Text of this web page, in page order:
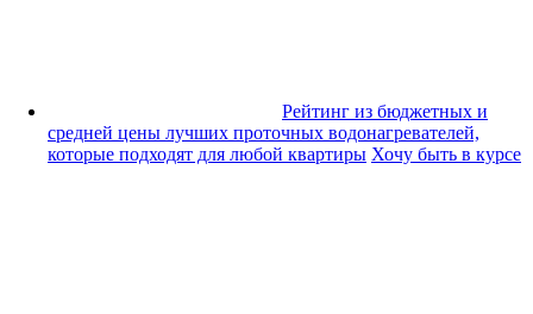
Рейтинг из бюджетных и
средней цены лучших проточных водонагревателей,
которые подходят для любой квартиры Хочу быть в курсе